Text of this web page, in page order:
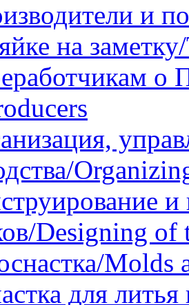
и
на
о
и
Designing of
Molds
для литья